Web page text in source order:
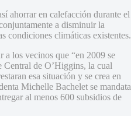
ahorrar en calefacción durante el
a disminuir la
condiciones climáticas existentes.
los vecinos que “en 2009 se
de O’Higgins, la cual
esa situación y se crea en
Michelle Bachelet se mandata
al menos 600 subsidios de